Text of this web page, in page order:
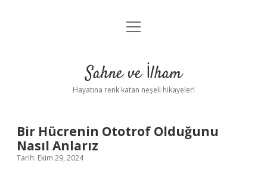
Anasayfa
Yasal Uyarı
menüyü
Sahne ve İlham
Hayatına renk katan neşeli hikayeler!
Bir Hücrenin Ototrof Olduğunu
Nasıl Anlarız
Tarih: Ekim 29, 2024